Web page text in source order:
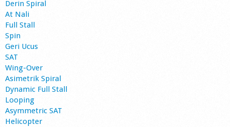
Derin Spiral
At Nali
Full Stall
Spin
Geri Ucus
SAT
Wing-Over
Asimetrik Spiral
Dynamic Full Stall
Looping
Asymmetric SAT
Helicopter